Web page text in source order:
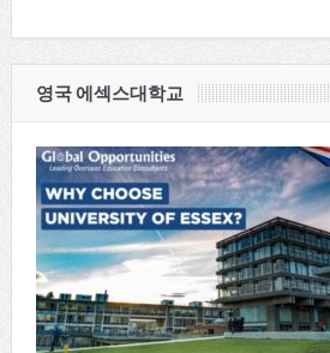
영국 에섹스대학교